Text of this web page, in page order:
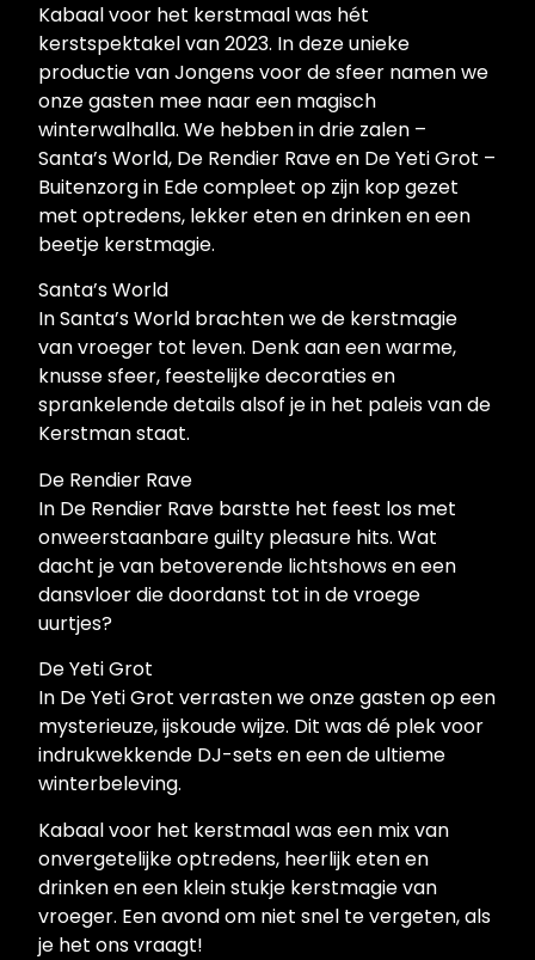
Kabaal voor het kerstmaal was hét
kerstspektakel van 2023. In deze unieke
productie van Jongens voor de sfeer namen we
onze gasten mee naar een magisch
winterwalhalla. We hebben in drie zalen –
Santa’s World, De Rendier Rave en De Yeti Grot –
Buitenzorg in Ede compleet op zijn kop gezet
met optredens, lekker eten en drinken en een
beetje kerstmagie.
Santa’s World
In Santa’s World brachten we de kerstmagie
van vroeger tot leven. Denk aan een warme,
knusse sfeer, feestelijke decoraties en
sprankelende details alsof je in het paleis van de
Kerstman staat.
De Rendier Rave
In De Rendier Rave barstte het feest los met
onweerstaanbare guilty pleasure hits. Wat
dacht je van betoverende lichtshows en een
dansvloer die doordanst tot in de vroege
uurtjes?
De Yeti Grot
In De Yeti Grot verrasten we onze gasten op een
mysterieuze, ijskoude wijze. Dit was dé plek voor
indrukwekkende DJ-sets en een de ultieme
winterbeleving.
Kabaal voor het kerstmaal was een mix van
onvergetelijke optredens, heerlijk eten en
drinken en een klein stukje kerstmagie van
vroeger. Een avond om niet snel te vergeten, als
je het ons vraagt!